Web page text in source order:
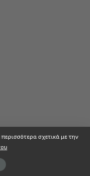
σχετικά με την